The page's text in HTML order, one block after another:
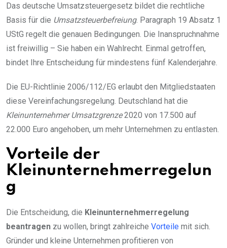
Das deutsche Umsatzsteuergesetz bildet die rechtliche
Basis für die Umsatzsteuerbefreiung. Paragraph 19 Absatz 1
UStG regelt die genauen Bedingungen. Die Inanspruchnahme
ist freiwillig – Sie haben ein Wahlrecht. Einmal getroffen,
bindet Ihre Entscheidung für mindestens fünf Kalenderjahre.
Die EU-Richtlinie 2006/112/EG erlaubt den Mitgliedstaaten
diese Vereinfachungsregelung. Deutschland hat die
Kleinunternehmer Umsatzgrenze2020 von 17.500 auf
22.000 Euro angehoben, um mehr Unternehmen zu entlasten.
Vorteile der
Kleinunternehmerregelun
g
Die Entscheidung, die Kleinunternehmerregelung
beantragen zu wollen, bringt zahlreiche Vorteile mit sich.
Gründer und kleine Unternehmen profitieren von